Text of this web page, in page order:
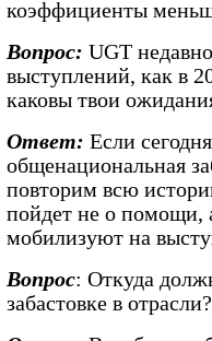
коэффициенты
Вопрос: UGT
выступлений, как в
каковы твои
Ответ: Если
общенациональная
повторим всю
пойдет не о помощи,
мобилизуют на
Вопрос: Откуда
забастовке в отрасли?